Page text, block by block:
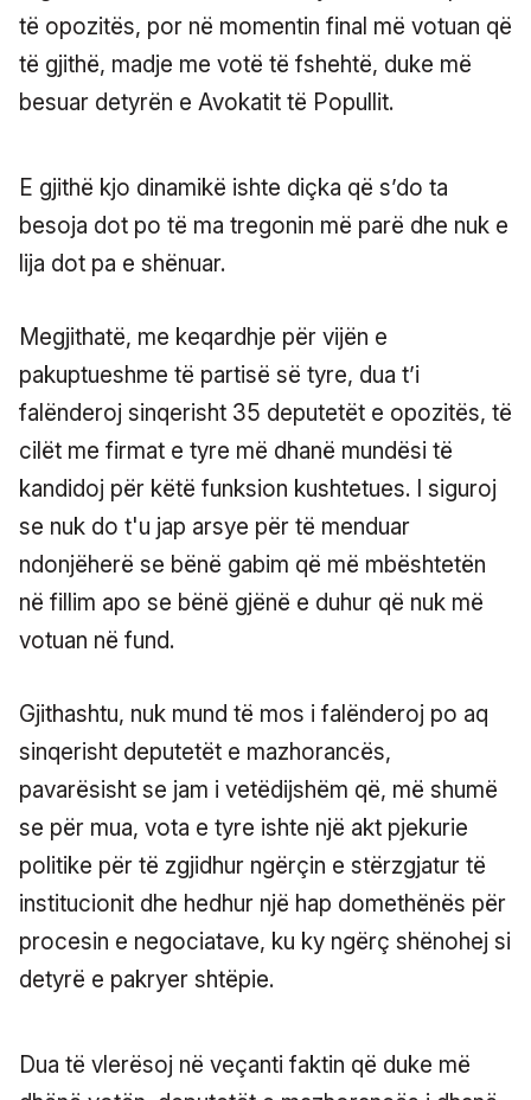
të opozitës, por në momentin final më votuan që
të gjithë, madje me votë të fshehtë, duke më
besuar detyrën e Avokatit të Popullit.
E gjithë kjo dinamikë ishte diçka që s’do ta
besoja dot po të ma tregonin më parë dhe nuk e
lija dot pa e shënuar.
Megjithatë, me keqardhje për vijën e
pakuptueshme të partisë së tyre, dua t’i
falënderoj sinqerisht 35 deputetët e opozitës, të
cilët me firmat e tyre më dhanë mundësi të
kandidoj për këtë funksion kushtetues. I siguroj
se nuk do t'u jap arsye për të menduar
ndonjëherë se bënë gabim që më mbështetën
në fillim apo se bënë gjënë e duhur që nuk më
votuan në fund.
Gjithashtu, nuk mund të mos i falënderoj po aq
sinqerisht deputetët e mazhorancës,
pavarësisht se jam i vetëdijshëm që, më shumë
se për mua, vota e tyre ishte një akt pjekurie
politike për të zgjidhur ngërçin e stërzgjatur të
institucionit dhe hedhur një hap domethënës për
procesin e negociatave, ku ky ngërç shënohej si
detyrë e pakryer shtëpie.
Dua të vlerësoj në veçanti faktin që duke më